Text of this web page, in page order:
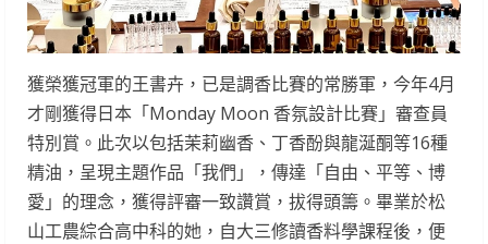
獲榮獲冠軍的王書卉，已是調香比賽的常勝軍，今年4月
才剛獲得日本「Monday Moon 香氛設計比賽」審查員
特別賞。此次以包括茉莉幽香、丁香酚與龍涎酮等16種
精油，呈現主題作品「我們」，傳達「自由、平等、博
愛」的理念，獲得評審一致讚賞，拔得頭籌。畢業於松
山工農綜合高中科的她，自大三修讀香料學課程後，便